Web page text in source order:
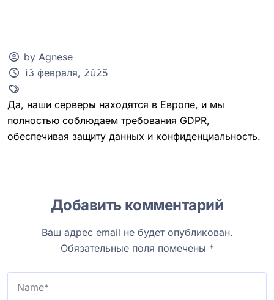
by Agnese
13 февраля, 2025
Да, наши серверы находятся в Европе, и мы
полностью соблюдаем требования GDPR,
обеспечивая защиту данных и конфиденциальность.
Добавить комментарий
Ваш адрес email не будет опубликован.
Обязательные поля помечены *